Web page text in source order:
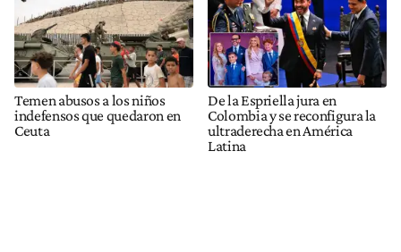
Temen abusos a los niños
indefensos que quedaron en
Ceuta
De la Espriella jura en
Colombia y se reconfigura la
ultraderecha en América
Latina